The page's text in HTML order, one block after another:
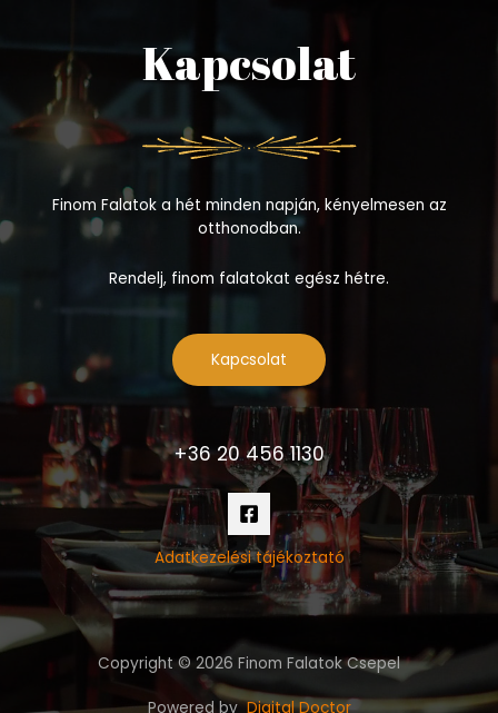
Kapcsolat
Finom Falatok a hét minden napján, kényelmesen az
otthonodban.
Rendelj, finom falatokat egész hétre.
Kapcsolat
+36 20 456 1130
Adatkezelési tájékoztató
Copyright © 2026 Finom Falatok Csepel
Powered byDigital Doctor